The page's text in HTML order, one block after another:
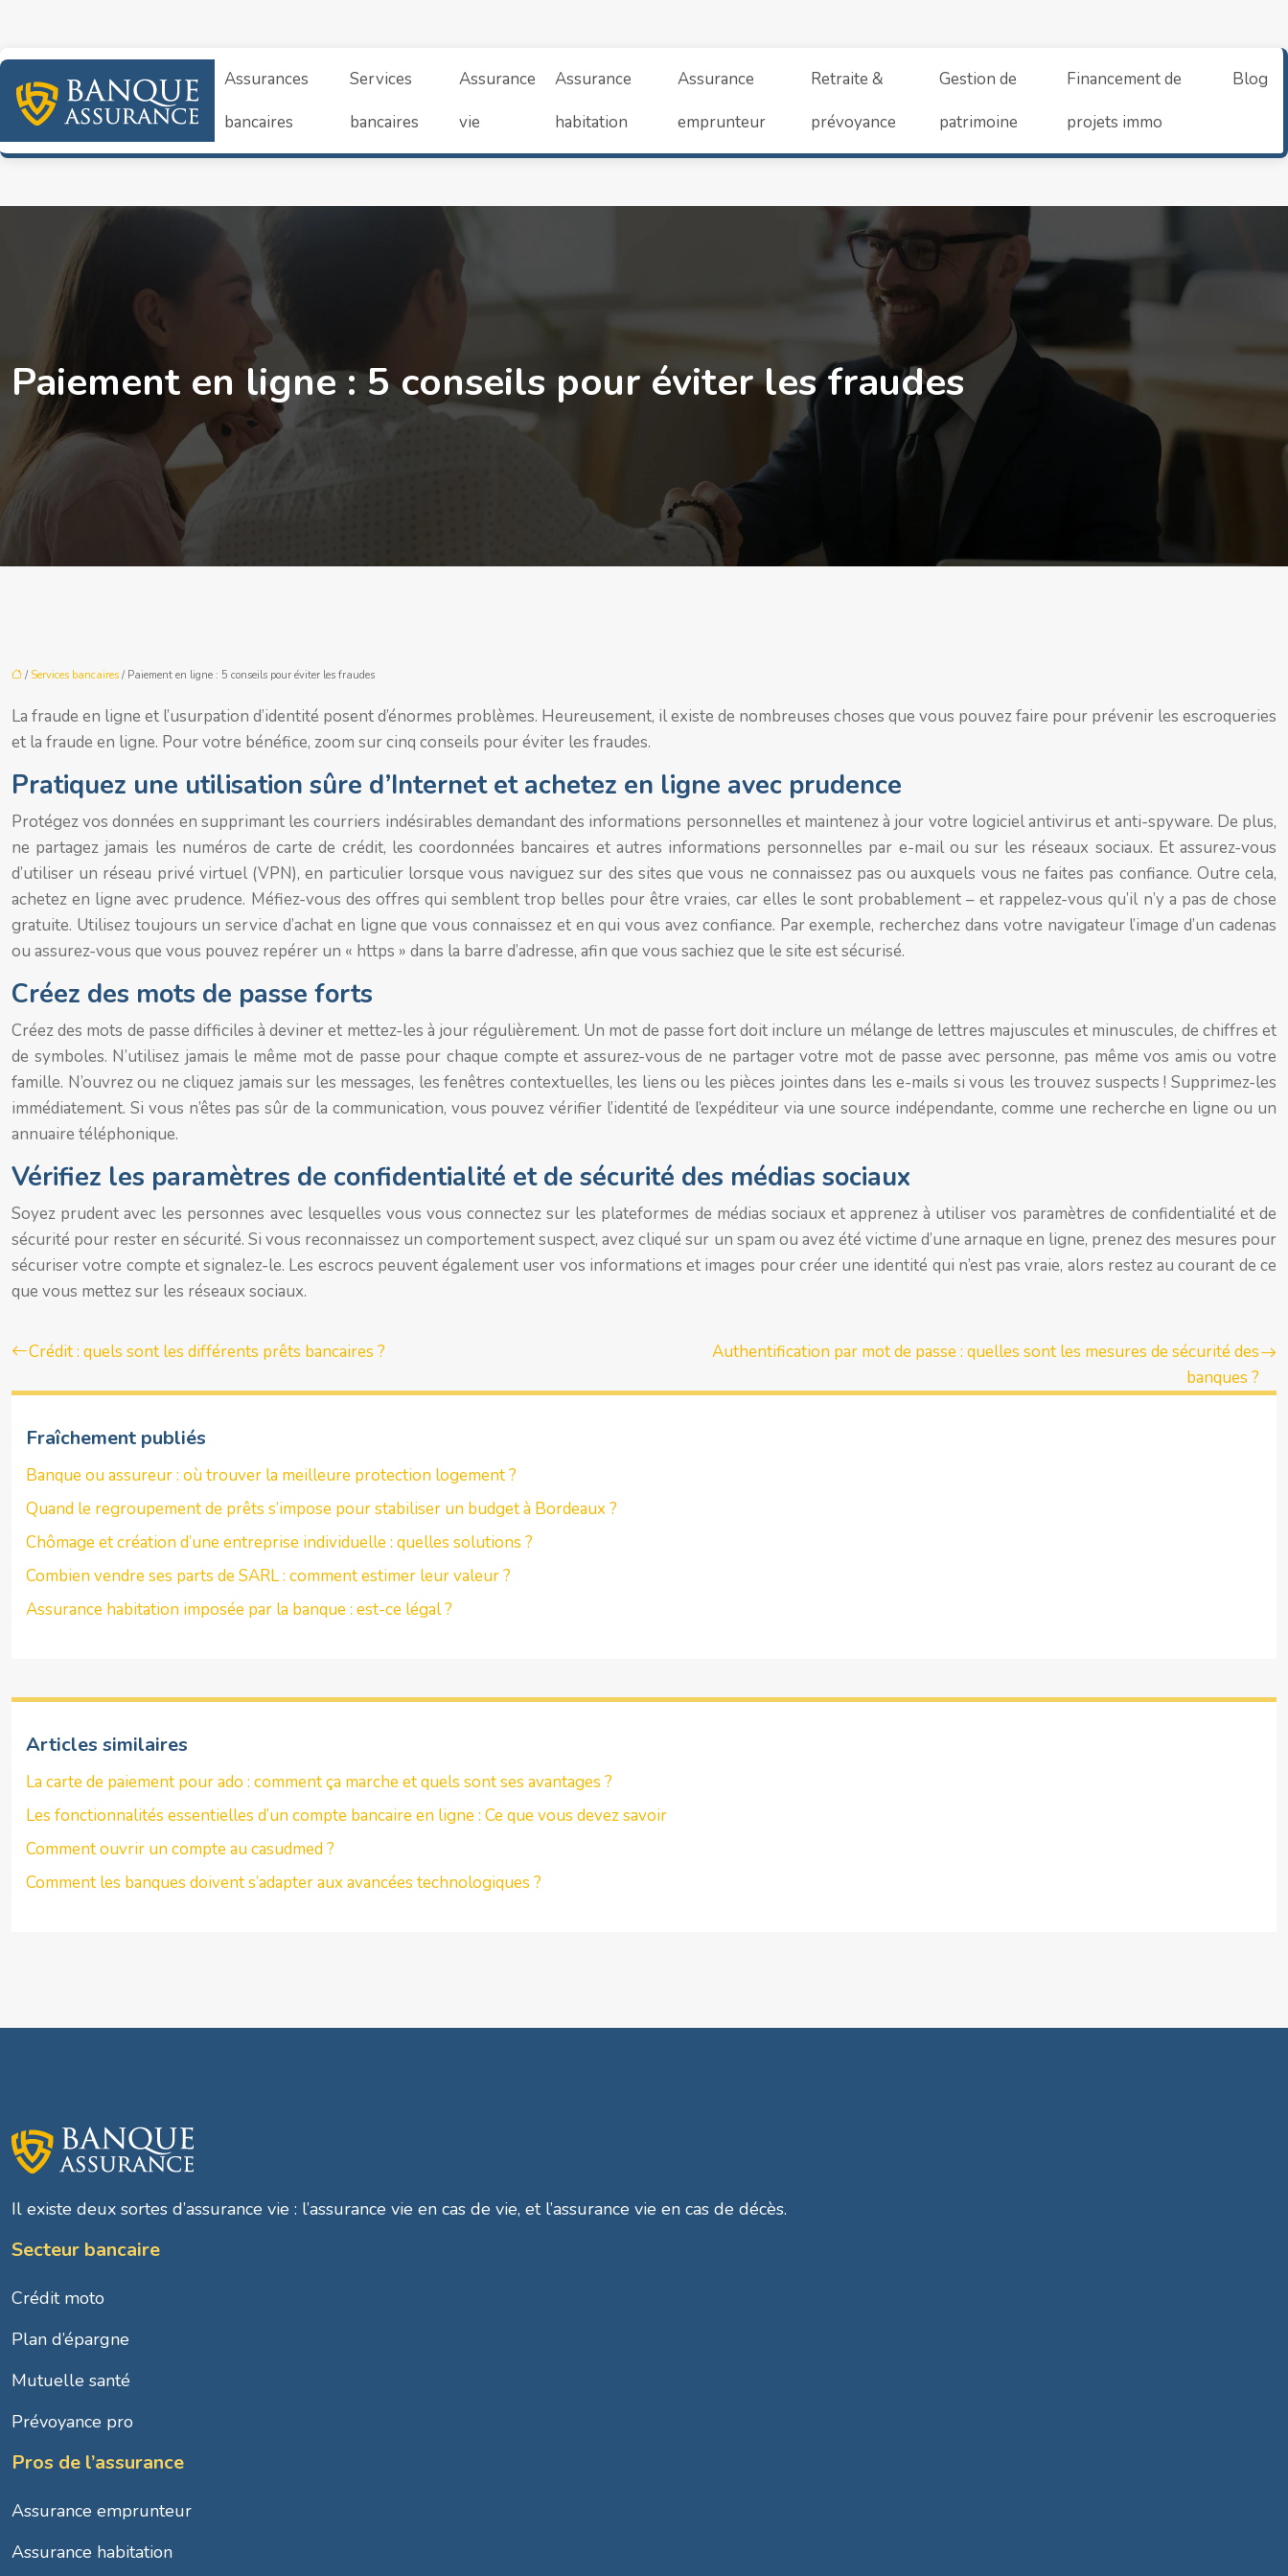
Assurances
bancaires
Services
bancaires
Assurance
vie
Assurance
habitation
Assurance
emprunteur
Retraite &
prévoyance
Gestion de
patrimoine
Financement de
projets immo
Blog
Paiement en ligne : 5 conseils pour éviter les fraudes
/ Services bancaires / Paiement en ligne : 5 conseils pour éviter les fraudes
La fraude en ligne et l’usurpation d’identité posent d’énormes problèmes. Heureusement, il existe de nombreuses choses que vous pouvez faire pour prévenir les escroqueries
et la fraude en ligne. Pour votre bénéfice, zoom sur cinq conseils pour éviter les fraudes.
Pratiquez une utilisation sûre d’Internet et achetez en ligne avec prudence
Protégez vos données en supprimant les courriers indésirables demandant des informations personnelles et maintenez à jour votre logiciel antivirus et anti-spyware. De plus,
ne partagez jamais les numéros de carte de crédit, les coordonnées bancaires et autres informations personnelles par e-mail ou sur les réseaux sociaux. Et assurez-vous
d’utiliser un réseau privé virtuel (VPN), en particulier lorsque vous naviguez sur des sites que vous ne connaissez pas ou auxquels vous ne faites pas confiance. Outre cela,
achetez en ligne avec prudence. Méfiez-vous des offres qui semblent trop belles pour être vraies, car elles le sont probablement – et rappelez-vous qu’il n’y a pas de chose
gratuite. Utilisez toujours un service d’achat en ligne que vous connaissez et en qui vous avez confiance. Par exemple, recherchez dans votre navigateur l’image d’un cadenas
ou assurez-vous que vous pouvez repérer un « https » dans la barre d’adresse, afin que vous sachiez que le site est sécurisé.
Créez des mots de passe forts
Créez des mots de passe difficiles à deviner et mettez-les à jour régulièrement. Un mot de passe fort doit inclure un mélange de lettres majuscules et minuscules, de chiffres et
de symboles. N’utilisez jamais le même mot de passe pour chaque compte et assurez-vous de ne partager votre mot de passe avec personne, pas même vos amis ou votre
famille. N’ouvrez ou ne cliquez jamais sur les messages, les fenêtres contextuelles, les liens ou les pièces jointes dans les e-mails si vous les trouvez suspects ! Supprimez-les
immédiatement. Si vous n’êtes pas sûr de la communication, vous pouvez vérifier l’identité de l’expéditeur via une source indépendante, comme une recherche en ligne ou un
annuaire téléphonique.
Vérifiez les paramètres de confidentialité et de sécurité des médias sociaux
Soyez prudent avec les personnes avec lesquelles vous vous connectez sur les plateformes de médias sociaux et apprenez à utiliser vos paramètres de confidentialité et de
sécurité pour rester en sécurité. Si vous reconnaissez un comportement suspect, avez cliqué sur un spam ou avez été victime d’une arnaque en ligne, prenez des mesures pour
sécuriser votre compte et signalez-le. Les escrocs peuvent également user vos informations et images pour créer une identité qui n’est pas vraie, alors restez au courant de ce
que vous mettez sur les réseaux sociaux.
Crédit : quels sont les différents prêts bancaires ?
Authentification par mot de passe : quelles sont les mesures de sécurité des
banques ?
Fraîchement publiés
Banque ou assureur : où trouver la meilleure protection logement ?
Quand le regroupement de prêts s’impose pour stabiliser un budget à Bordeaux ?
Chômage et création d’une entreprise individuelle : quelles solutions ?
Combien vendre ses parts de SARL : comment estimer leur valeur ?
Assurance habitation imposée par la banque : est-ce légal ?
Articles similaires
La carte de paiement pour ado : comment ça marche et quels sont ses avantages ?
Les fonctionnalités essentielles d’un compte bancaire en ligne : Ce que vous devez savoir
Comment ouvrir un compte au casudmed ?
Comment les banques doivent s’adapter aux avancées technologiques ?
Il existe deux sortes d’assurance vie : l’assurance vie en cas de vie, et l’assurance vie en cas de décès.
Secteur bancaire
Crédit moto
Plan d’épargne
Mutuelle santé
Prévoyance pro
Pros de l’assurance
Assurance emprunteur
Assurance habitation